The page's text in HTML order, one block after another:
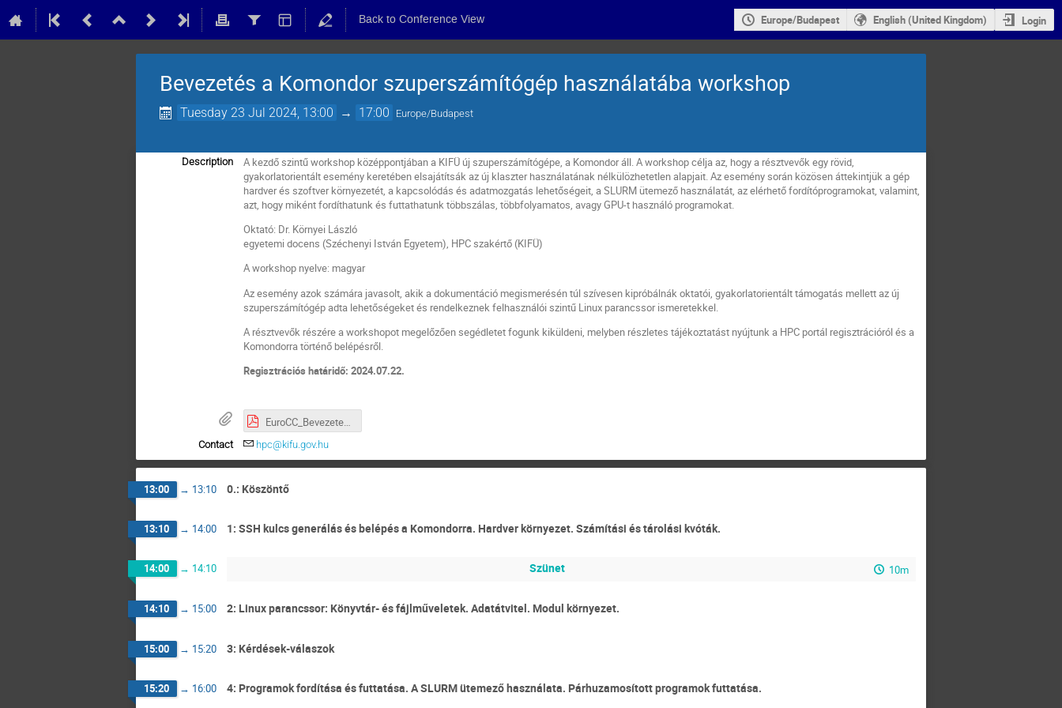
Back to Conference View Europe/Budapest English (United Kingdom) Login
Bevezetés a Komondor szuperszámítógép használatába workshop
Tuesday 23 Jul 2024, 13:00 → 17:00 Europe/Budapest
Description
A kezdő szintű workshop középpontjában a KIFÜ új szuperszámítógépe, a Komondor áll. A workshop célja az, hogy a résztvevők egy rövid,
gyakorlatorientált esemény keretében elsajátítsák az új klaszter használatának nélkülözhetetlen alapjait. Az esemény során közösen áttekintjük a gép
hardver és szoftver környezetét, a kapcsolódás és adatmozgatás lehetőségeit, a SLURM ütemező használatát, az elérhető fordítóprogramokat, valamint,
azt, hogy miként fordíthatunk és futtathatunk többszálas, többfolyamatos, avagy GPU-t használó programokat.
Oktató: Dr. Környei László
egyetemi docens (Széchenyi István Egyetem), HPC szakértő (KIFÜ)
A workshop nyelve: magyar
Az esemény azok számára javasolt, akik a dokumentáció megismerésén túl szívesen kipróbálnák oktatói, gyakorlatorientált támogatás mellett az új
szuperszámítógép adta lehetőségeket és rendelkeznek felhasználói szintű Linux parancssor ismeretekkel.
A résztvevők részére a workshopot megelőzően segédletet fogunk kiküldeni, melyben részletes tájékoztatást nyújtunk a HPC portál regisztrációról és a
Komondorra történő belépésről.
Regisztrációs határidő: 2024.07.22.
EuroCC_Bevezetes_a_Komondor_hasznalataba_v2_share.pdf
Contact hpc@kifu.gov.hu
13:00 → 13:10 0.: Köszöntő
13:10 → 14:00 1: SSH kulcs generálás és belépés a Komondorra. Hardver környezet. Számítási és tárolási kvóták.
14:00 → 14:10 Szünet 10m
14:10 → 15:00 2: Linux parancssor: Könyvtár- és fájlműveletek. Adatátvitel. Modul környezet.
15:00 → 15:20 3: Kérdések-válaszok
15:20 → 16:00 4: Programok fordítása és futtatása. A SLURM ütemező használata. Párhuzamosított programok futtatása.